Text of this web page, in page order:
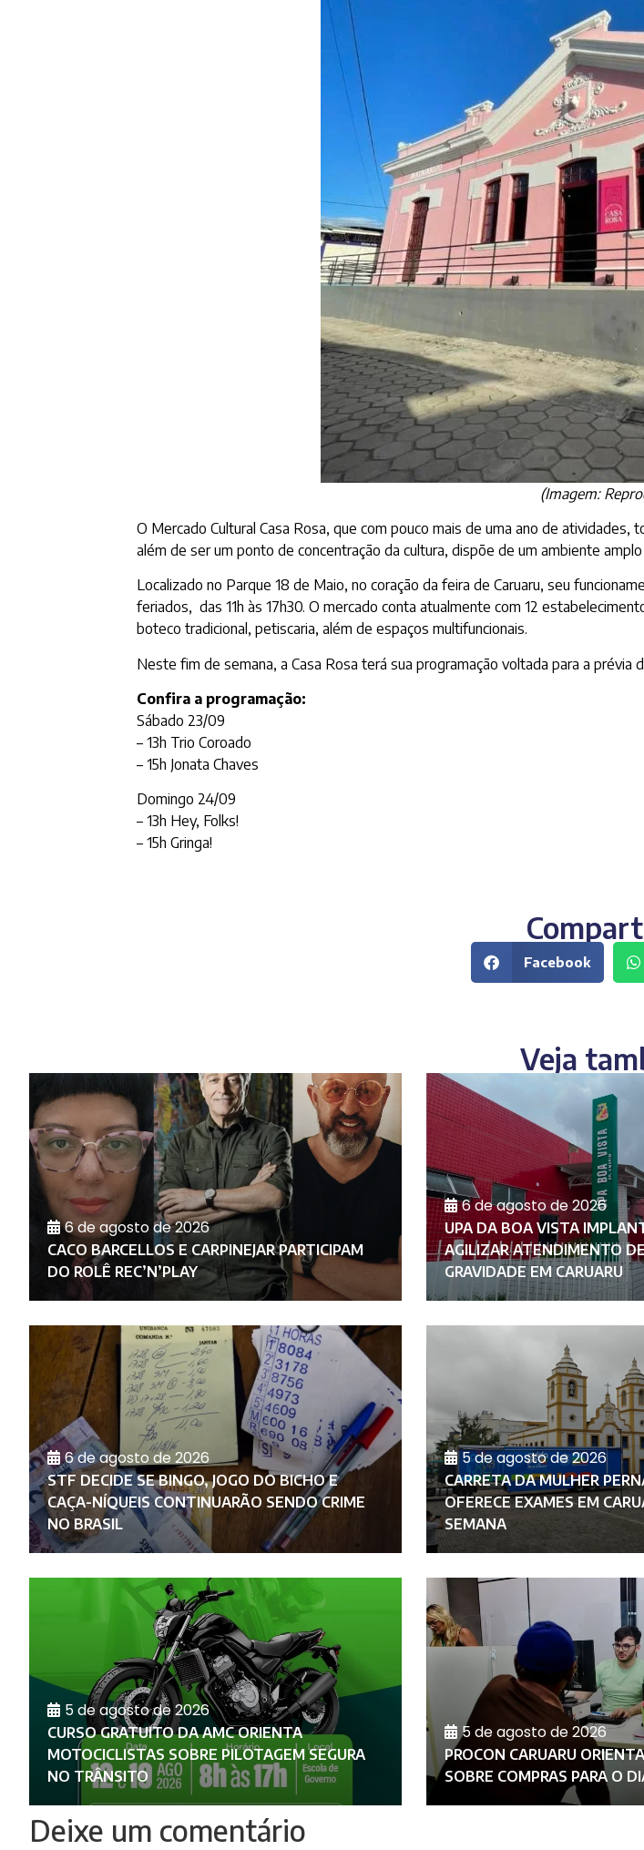
(Imagem:
O Mercado Cultural Casa Rosa, que com pouco mais de uma ano de
além de ser um ponto de concentração da cultura, dispõe de um ambiente
Localizado no Parque 18 de Maio, no coração da feira de Caruaru, seu
feriados, das 11h às 17h30. O mercado conta atualmente com 12
boteco tradicional, petiscaria, além de espaços multifuncionais.
Neste fim de semana, a Casa Rosa terá sua programação voltada para a
Confira a programação:
Sábado 23/09
– 13h Trio Coroado
– 15h Jonata Chaves
Domingo 24/09
– 13h Hey, Folks!
– 15h Gringa!
Facebook
Veja
6 de agosto de 2026
CACO BARCELLOS E CARPINEJAR PARTICIPAM
DO ROLÊ REC’N’PLAY
6 de agosto de 2026
UPA DA BOA VISTA
AGILIZAR ATENDIMENTO
GRAVIDADE EM CARUARU
6 de agosto de 2026
STF DECIDE SE BINGO, JOGO DO BICHO E
CAÇA-NÍQUEIS CONTINUARÃO SENDO CRIME
NO BRASIL
5 de agosto de 2026
CARRETA DA MULHER
OFERECE EXAMES EM
SEMANA
5 de agosto de 2026
CURSO GRATUITO DA AMC ORIENTA
MOTOCICLISTAS SOBRE PILOTAGEM SEGURA
NO TRÂNSITO
5 de agosto de 2026
PROCON CARUARU
SOBRE COMPRAS PARA O
Deixe um comentário